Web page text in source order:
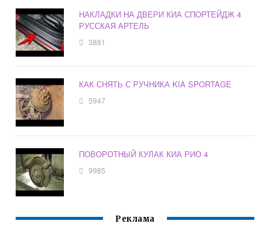
НАКЛАДКИ НА ДВЕРИ КИА СПОРТЕЙДЖ 4
РУССКАЯ АРТЕЛЬ
3881
КАК СНЯТЬ С РУЧНИКА KIA SPORTAGE
5947
ПОВОРОТНЫЙ КУЛАК КИА РИО 4
9985
Реклама